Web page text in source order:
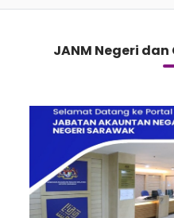
JANM Negeri